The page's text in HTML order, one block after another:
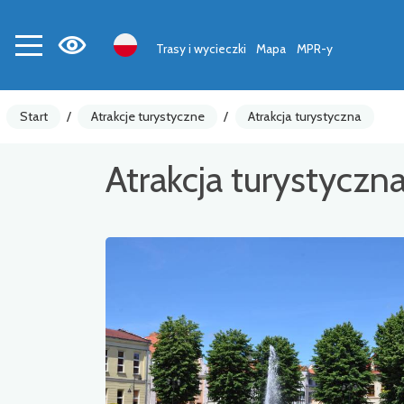
Trasy i wycieczki Mapa MPR-y
Start / Atrakcje turystyczne / Atrakcja turystyczna
Atrakcja